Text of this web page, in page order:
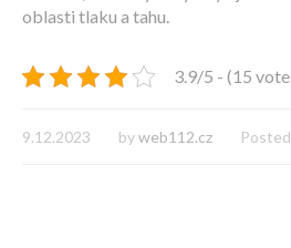
oblasti tlaku a tahu.
3.9/5 - (15
9.12.2023 byweb112.cz